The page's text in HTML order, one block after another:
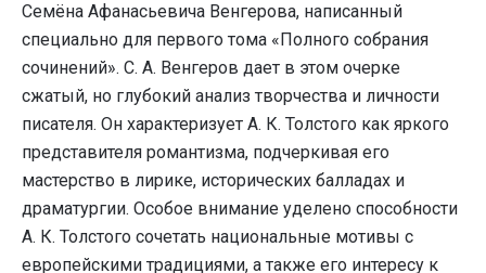
Семёна Афанасьевича Венгерова, написанный
специально для первого тома «Полного собрания
сочинений». С. А. Венгеров дает в этом очерке
сжатый, но глубокий анализ творчества и личности
писателя. Он характеризует А. К. Толстого как яркого
представителя романтизма, подчеркивая его
мастерство в лирике, исторических балладах и
драматургии. Особое внимание уделено способности
А. К. Толстого сочетать национальные мотивы с
европейскими традициями, а также его интересу к